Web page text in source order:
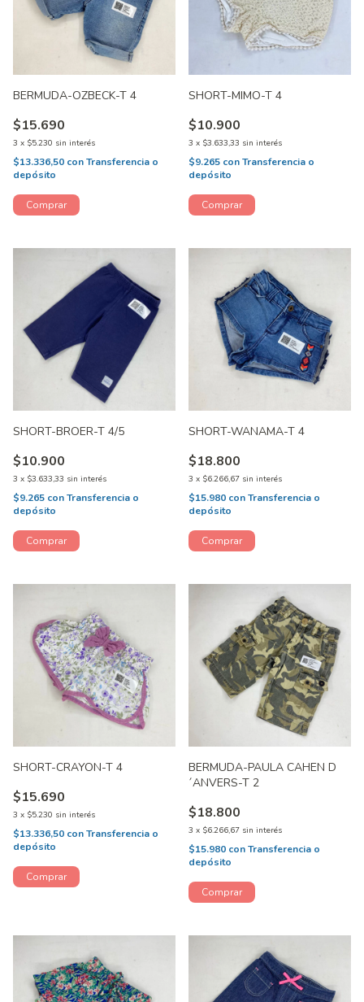
BERMUDA-OZBECK-T 4
$15.690
3 x $5.230 sin interés
$13.336,50 conTransferencia o
depósito
SHORT-MIMO-T 4
$10.900
3 x $3.633,33 sin interés
$9.265 conTransferencia o
depósito
SHORT-BROER-T 4/5
$10.900
3 x $3.633,33 sin interés
$9.265 conTransferencia o
depósito
SHORT-WANAMA-T 4
$18.800
3 x $6.266,67 sin interés
$15.980 conTransferencia o
depósito
SHORT-CRAYON-T 4
$15.690
3 x $5.230 sin interés
$13.336,50 conTransferencia o
depósito
BERMUDA-PAULA CAHEN D
´ANVERS-T 2
$18.800
3 x $6.266,67 sin interés
$15.980 conTransferencia o
depósito